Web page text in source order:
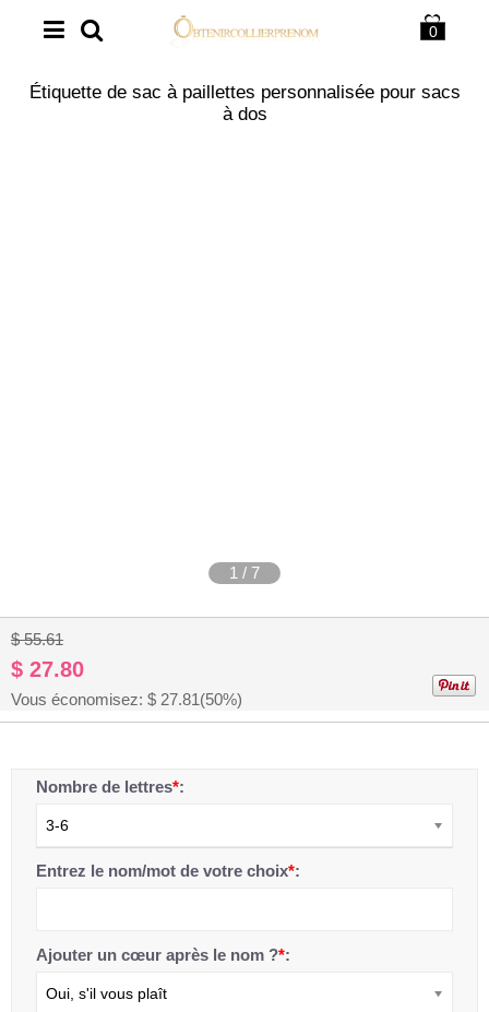
0
Étiquette de sac à paillettes personnalisée pour sacs
à dos
1 / 7
$ 55.61
$ 27.80
Vous économisez: $ 27.81(50%)
Nombre de lettres*:
3-6
Entrez le nom/mot de votre choix*:
Ajouter un cœur après le nom ?*:
Oui, s'il vous plaît